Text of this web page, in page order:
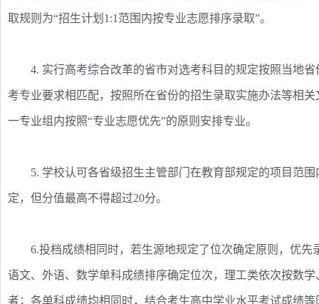
取规则为“招生计划1:1范围内按专业志愿排序录取”。
4. 实行高考综合改革的省市对选考科目的规定按照当地省
考专业要求相匹配，按照所在省份的招生录取实施办法等相
一专业组内按照“专业志愿优先”的原则安排专业。
5. 学校认可各省级招生主管部门在教育部规定的项目范围
定，但分值最高不得超过20分。
6.投档成绩相同时，若生源地规定了位次确定原则，优先
语文、外语、数学单科成绩排序确定位次，理工类依次按数
者；各单科成绩均相同时，结合考生高中学业水平考试成绩